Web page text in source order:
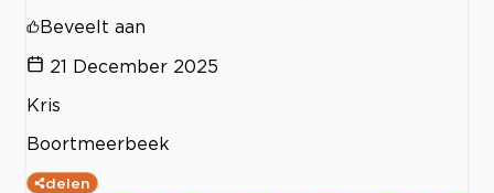
Beveelt aan
21 December 2025
Kris
Boortmeerbeek
delen